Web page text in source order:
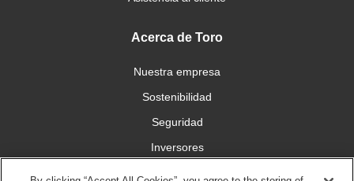
Acerca de Toro
Nuestra empresa
Sostenibilidad
Seguridad
Inversores